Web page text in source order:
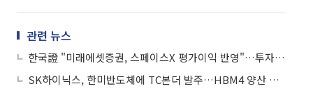
관련 뉴스
한국證 "미래에셋증권, 스페이스X 평가이익 반영"…투자의견은 중립
SK하이닉스, 한미반도체에 TC본더 발주…HBM4 양산 확대 속도